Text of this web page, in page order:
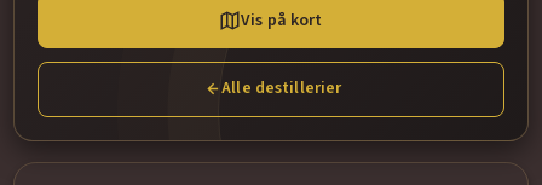
Vis på kort
Alle destillerier